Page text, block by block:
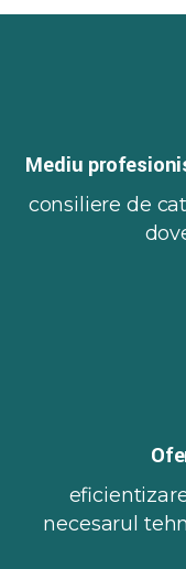
Mediu
consiliere de
necesarul